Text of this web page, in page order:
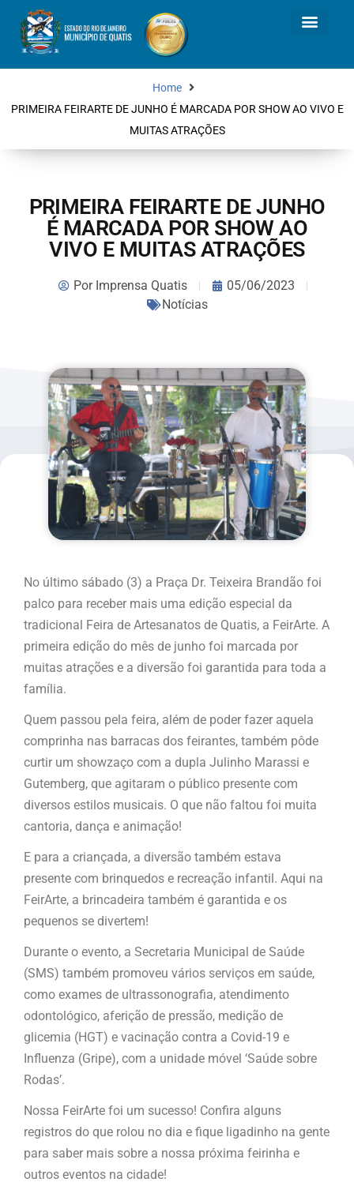
Home
PRIMEIRA FEIRARTE DE JUNHO É MARCADA POR SHOW AO VIVO E
MUITAS ATRAÇÕES
PRIMEIRA FEIRARTE DE JUNHO
É MARCADA POR SHOW AO
VIVO E MUITAS ATRAÇÕES
PorImprensa Quatis
05/06/2023
Notícias
No último sábado (3) a Praça Dr. Teixeira Brandão foi
palco para receber mais uma edição especial da
tradicional Feira de Artesanatos de Quatis, a FeirArte. A
primeira edição do mês de junho foi marcada por
muitas atrações e a diversão foi garantida para toda a
família.
Quem passou pela feira, além de poder fazer aquela
comprinha nas barracas dos feirantes, também pôde
curtir um showzaço com a dupla Julinho Marassi e
Gutemberg, que agitaram o público presente com
diversos estilos musicais. O que não faltou foi muita
cantoria, dança e animação!
E para a criançada, a diversão também estava
presente com brinquedos e recreação infantil. Aqui na
FeirArte, a brincadeira também é garantida e os
pequenos se divertem!
Durante o evento, a Secretaria Municipal de Saúde
(SMS) também promoveu vários serviços em saúde,
como exames de ultrassonografia, atendimento
odontológico, aferição de pressão, medição de
glicemia (HGT) e vacinação contra a Covid-19 e
Influenza (Gripe), com a unidade móvel ‘Saúde sobre
Rodas’.
Nossa FeirArte foi um sucesso! Confira alguns
registros do que rolou no dia e fique ligadinho na gente
para saber mais sobre a nossa próxima feirinha e
outros eventos na cidade!